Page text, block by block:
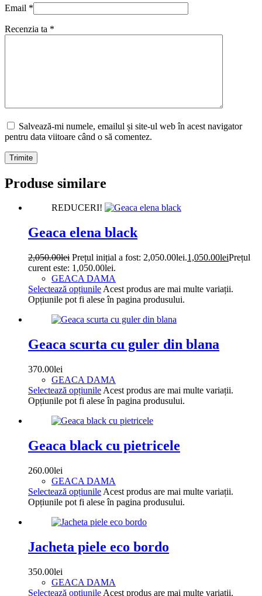
Email *
Recenzia ta *
Salvează-mi numele, emailul și site-ul web în acest navigator
pentru data viitoare când o să comentez.
Trimite
Produse similare
REDUCERI!
Geaca elena black
2,050.00lei Prețul inițial a fost: 2,050.00lei.1,050.00leiPrețul
curent este: 1,050.00lei.
GEACA DAMA
Selectează opțiunile Acest produs are mai multe variații.
Opțiunile pot fi alese în pagina produsului.
Geaca scurta cu guler din blana
370.00lei
GEACA DAMA
Selectează opțiunile Acest produs are mai multe variații.
Opțiunile pot fi alese în pagina produsului.
Geaca black cu pietricele
260.00lei
GEACA DAMA
Selectează opțiunile Acest produs are mai multe variații.
Opțiunile pot fi alese în pagina produsului.
Jacheta piele eco bordo
350.00lei
GEACA DAMA
Selectează opțiunile Acest produs are mai multe variații.